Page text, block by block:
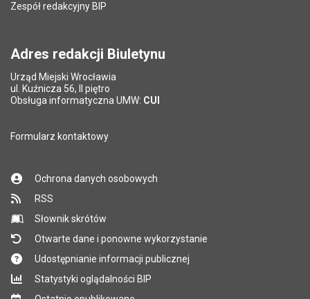
Zespół redakcyjny BIP
Adres redakcji Biuletynu
Urząd Miejski Wrocławia
ul. Kuźnicza 56, II piętro
Obsługa informatyczna UMW: CUI
Formularz kontaktowy
Ochrona danych osobowych
RSS
Słownik skrótów
Otwarte dane i ponowne wykorzystanie
Udostępnianie informacji publicznej
Statystyki oglądalności BIP